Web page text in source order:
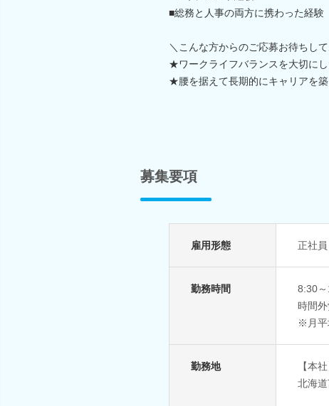
■総務と人事の両方に携わった経験
＼こんな方からのご応募お待ちし
★ワークライフバランスを大切に
★腰を据えて長期的にキャリアを
募集要項
雇用形態 正社員
勤務時間
8:30～
時間
※月平
勤務地
【本社
北海